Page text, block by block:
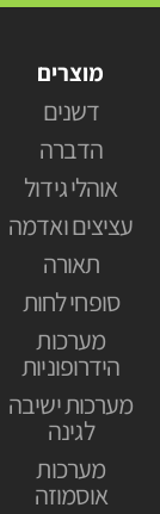
מוצרים
דשנים
הדברה
אוהלי גידול
עציצים ואדמה
תאורה
סופחי לחות
מערכות
הידרופוניות
מערכות ישיבה
לגינה
מערכות
אוסמוזה